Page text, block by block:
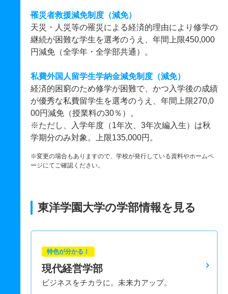
罹災者救援減免制度（減免）
天災・人災等の罹災による経済的理由により修学の
継続が困難な学生を選考のうえ、年間上限450,000
円減免（全学年・全学部共通）。
私費外国人留学生学納金減免制度（減免）
経済的困窮のため修学が困難で、かつ入学後の成績
が優秀な私費留学生を選考のうえ、年間上限270,0
00円減免（授業料の30％）。
※ただし、入学年度（1年次、3年次編入生）は秋
学期分のみ対象。上限135,000円。
※変更の場合もありますので、学校が発行している資料やホームペ
ージにてご確認ください。
東洋学園大学の学部情報を見る
特色が分かる！
現代経営学部
ビジネスをチカラに。未来力アップ。